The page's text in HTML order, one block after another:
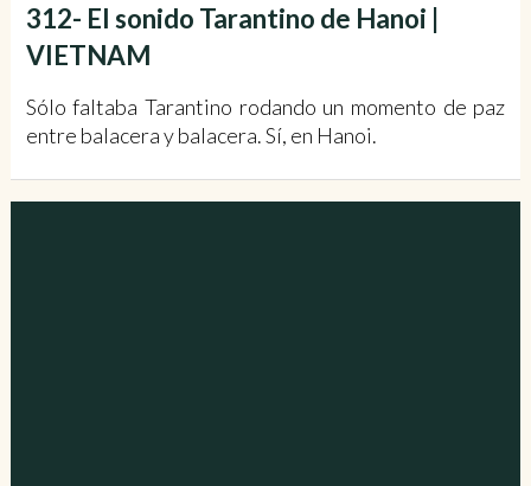
312- El sonido Tarantino de Hanoi |
VIETNAM
Sólo faltaba Tarantino rodando un momento de paz
entre balacera y balacera. Sí, en Hanoi.